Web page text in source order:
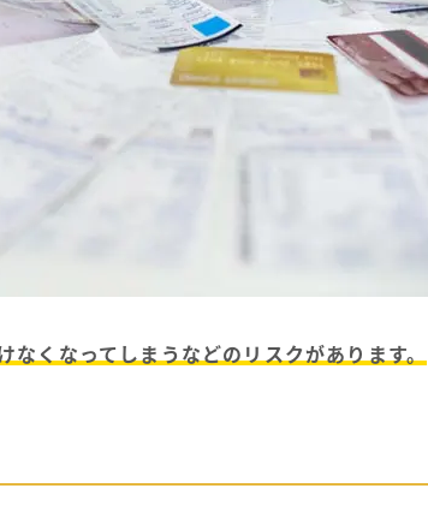
なくなってしまうなどのリスクがあります。